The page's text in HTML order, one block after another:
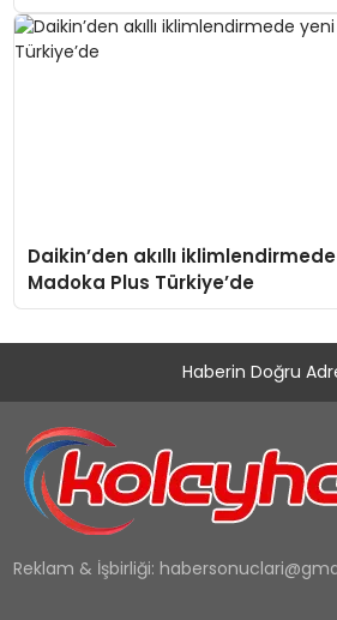
Daikin’den akıllı
Madoka Plus Türkiye’de
Haberin Doğru
Reklam & İşbirliği: